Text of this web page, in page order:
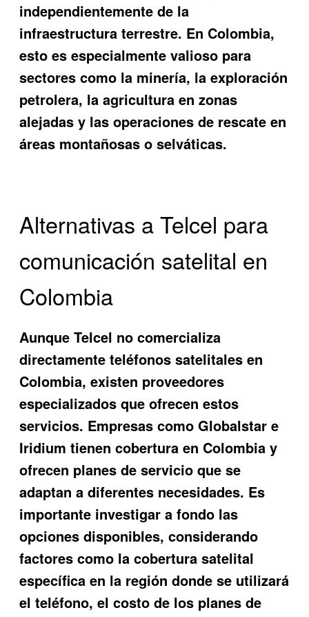
independientemente de la
infraestructura terrestre. En Colombia,
esto es especialmente valioso para
sectores como la minería, la exploración
petrolera, la agricultura en zonas
alejadas y las operaciones de rescate en
áreas montañosas o selváticas.
Alternativas a Telcel para
comunicación satelital en
Colombia
Aunque Telcel no comercializa
directamente teléfonos satelitales en
Colombia, existen proveedores
especializados que ofrecen estos
servicios. Empresas como Globalstar e
Iridium tienen cobertura en Colombia y
ofrecen planes de servicio que se
adaptan a diferentes necesidades. Es
importante investigar a fondo las
opciones disponibles, considerando
factores como la cobertura satelital
específica en la región donde se utilizará
el teléfono, el costo de los planes de